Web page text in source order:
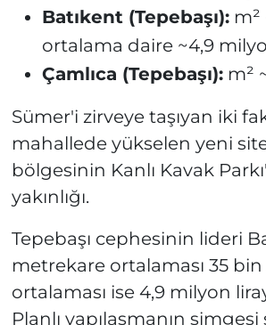
Batıkent (Tepebaşı):m²
ortalama daire ~4,9
Çamlıca (Tepebaşı):m²
Sümer'i zirveye taşıyan iki
mahallede yükselen yeni
bölgesinin Kanlı Kavak
yakınlığı.
Tepebaşı cephesinin lideri
metrekare ortalaması 35
ortalaması ise 4,9 milyon
Planlı yapılaşmanın simgesi